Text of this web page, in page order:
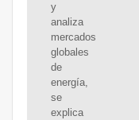
y
analiza
mercados
globales
de
energía,
se
explica